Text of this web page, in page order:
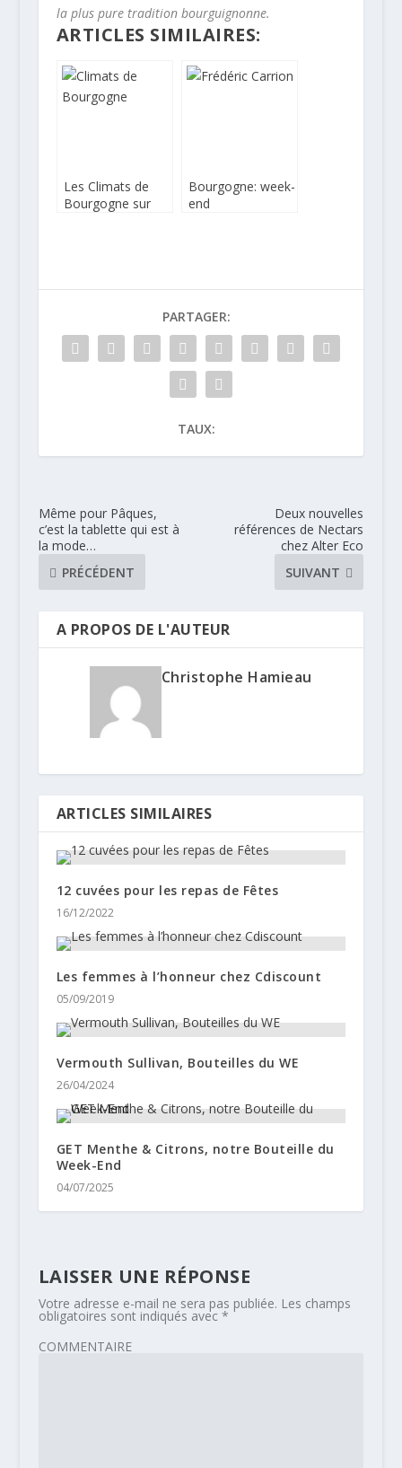
la plus pure tradition bourguignonne.
ARTICLES SIMILAIRES:
Les Climats de
Bourgogne sur
Bourgogne: week-
end
PARTAGER:
TAUX:
Même pour Pâques,
c’est la tablette qui est à
la mode…
PRÉCÉDENT
Deux nouvelles
références de Nectars
chez Alter Eco
SUIVANT
A PROPOS DE L'AUTEUR
Christophe Hamieau
ARTICLES SIMILAIRES
12 cuvées pour les repas de Fêtes
16/12/2022
Les femmes à l’honneur chez Cdiscount
05/09/2019
Vermouth Sullivan, Bouteilles du WE
26/04/2024
GET Menthe & Citrons, notre Bouteille du
Week-End
04/07/2025
LAISSER UNE RÉPONSE
Votre adresse e-mail ne sera pas publiée. Les champs
obligatoires sont indiqués avec *
COMMENTAIRE